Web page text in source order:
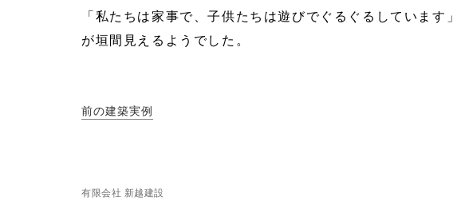
「私たちは家事で、子供たちは遊びでぐるぐるしています
が垣間見えるようでした。
前の建築実例
有限会社 新越建設